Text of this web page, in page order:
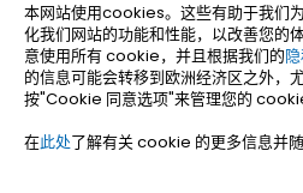
扫码关注“时空
微信公众号
本网站使用cookies。这些有助于我们
化我们网站的功能和性能，以改善您的
意使用所有 cookie，并且根据我们的
的信息可能会转移到欧洲经济区之外，
按"Cookie 同意选项"来管理您的
在此处了解有关 cookie 的更多信息并